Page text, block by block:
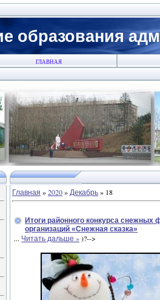
образования
ГЛАВНАЯ
Главная »2020» Декабрь» 18
Итоги районного конкурса
организаций «Снежная сказка»
... Читать дальше »)?-->